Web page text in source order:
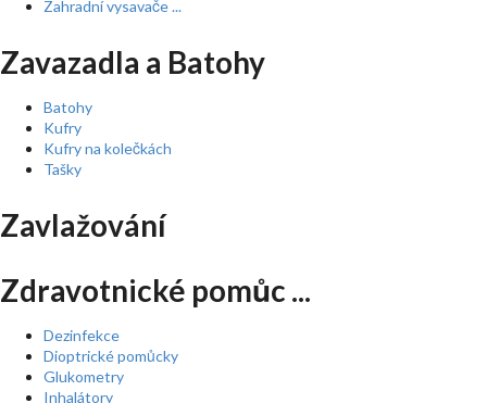
Zahradní vysavače ...
Zavazadla a Batohy
Batohy
Kufry
Kufry na kolečkách
Tašky
Zavlažování
Zdravotnické pomůc ...
Dezinfekce
Dioptrické pomůcky
Glukometry
Inhalátory